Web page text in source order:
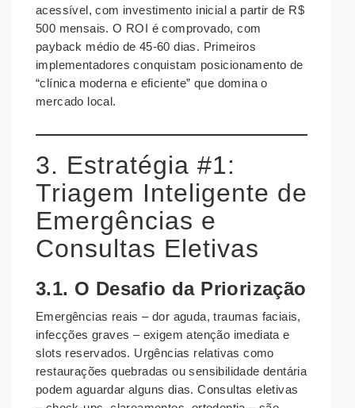
acessível, com investimento inicial a partir de R$
500 mensais. O ROI é comprovado, com
payback médio de 45-60 dias. Primeiros
implementadores conquistam posicionamento de
“clínica moderna e eficiente” que domina o
mercado local.
3. Estratégia #1:
Triagem Inteligente de
Emergências e
Consultas Eletivas
3.1. O Desafio da Priorização
Emergências reais – dor aguda, traumas faciais,
infecções graves – exigem atenção imediata e
slots reservados. Urgências relativas como
restaurações quebradas ou sensibilidade dentária
podem aguardar alguns dias. Consultas eletivas